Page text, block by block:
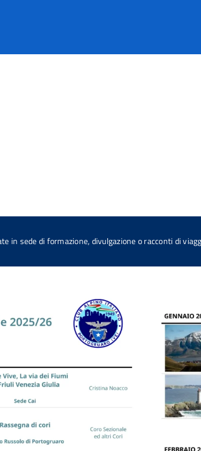
in sede di formazione, divulgazione o racconti di